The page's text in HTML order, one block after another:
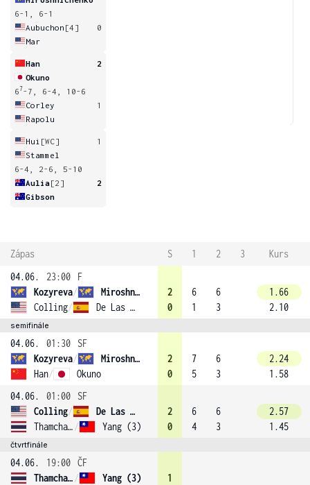
6-1, 6-1
Aubuchon [4]
0
Mar
Han
2
Okuno
67-7, 6-4, 10-6
Corley
1
Rapolu
Hui [WC]
1
Stammel
6-4, 2-6, 5-10
Aulia[2]
2
Gibson
Zápas S 1 2 3
Kurs
04.06.
23:00
F
Kozyreva/
Miroshnichenko
Colling/ De Las Heras Armenteras
2
0
6
1
6
3
1.66
2.10
semifinále
04.06. 01:30
SF
Kozyreva/
Miroshnichenko
Han/ Okuno
2
0
7
5
6
3
2.24
1.58
04.06.
01:00
SF
Colling/
De Las Heras Armenteras
Thamchaiwat / Yang (3)
2
0
6
4
6
3
2.57
1.45
čtvrtfinále
04.06. 19:00 ČF
Thamchaiwat /
Yang (3)
1